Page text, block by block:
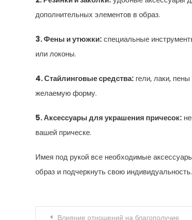
дополнительных элементов в образ.
3. Фены и утюжки:специальные
или локоны.
4. Стайлинговые средства: гели, лаки,
желаемую форму.
5. Аксессуары для украшения причесок:
вашей прическе.
Имея под рукой все необходимые
образ и подчеркнуть свою индивидуальность.
Влияние отношений на благополучие